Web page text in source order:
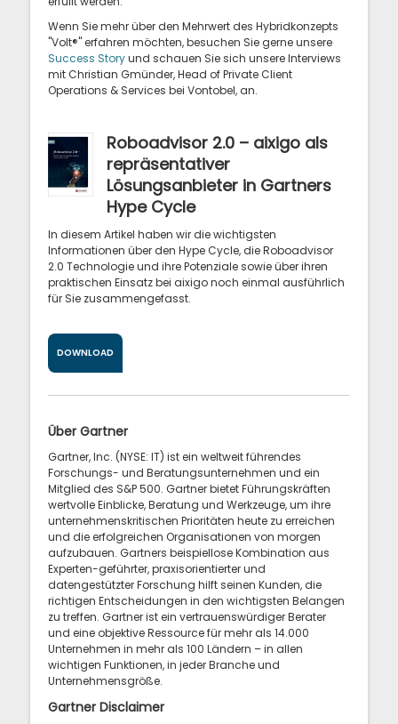
Wenn Sie mehr über den Mehrwert des Hybridkonzepts
"Volt®" erfahren möchten, besuchen Sie gerne unsere
Success Storyund schauen Sie sich unsere Interviews
mit Christian Gmünder, Head of Private Client
Operations & Services bei Vontobel, an.
Roboadvisor 2.0 – aixigo als
repräsentativer
Lösungsanbieter in Gartners
Hype Cycle
In diesem Artikel haben wir die wichtigsten
Informationen über den Hype Cycle, die Roboadvisor
2.0 Technologie und ihre Potenziale sowie über ihren
praktischen Einsatz bei aixigo noch einmal ausführlich
für Sie zusammengefasst.
DOWNLOAD
Über Gartner
Gartner, Inc. (NYSE: IT) ist ein weltweit führendes
Forschungs- und Beratungsunternehmen und ein
Mitglied des S&P 500. Gartner bietet Führungskräften
wertvolle Einblicke, Beratung und Werkzeuge, um ihre
unternehmenskritischen Prioritäten heute zu erreichen
und die erfolgreichen Organisationen von morgen
aufzubauen. Gartners beispiellose Kombination aus
Experten-geführter, praxisorientierter und
datengestützter Forschung hilft seinen Kunden, die
richtigen Entscheidungen in den wichtigsten Belangen
zu treffen. Gartner ist ein vertrauenswürdiger Berater
und eine objektive Ressource für mehr als 14.000
Unternehmen in mehr als 100 Ländern – in allen
wichtigen Funktionen, in jeder Branche und
Unternehmensgröße.
Gartner Disclaimer